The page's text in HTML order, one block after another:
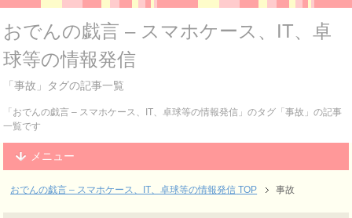
おでんの戯言 – スマホケース、IT、卓
球等の情報発信
「事故」タグの記事一覧
「おでんの戯言 – スマホケース、IT、卓球等の情報発信」のタグ「事故」の記事
一覧です
メニュー
おでんの戯言 – スマホケース、IT、卓球等の情報発信 TOP 事故